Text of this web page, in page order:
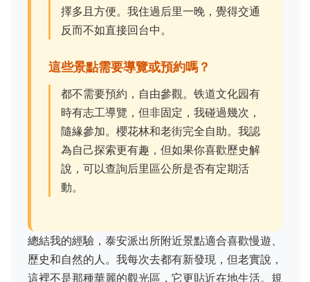
擇多且方便。我住過后里一晚，覺得交通
反而不如直接回台中。
這些景點需要導覽或預約嗎？
都不需要預約，自由參觀。铁道文化园有
時有志工導覽，但非固定，我碰過幾次，
隨緣參加。櫻花林和老街完全自助。我認
為自己探索更有趣，但如果你喜歡歷史解
說，可以查詢后里區公所是否有定期活
動。
總結我的經驗，泰安派出所附近景點適合喜歡慢遊、
歷史和自然的人。我每次去都有新發現，但老實說，
這裡不是那種華麗的觀光區，它更貼近在地生活。規